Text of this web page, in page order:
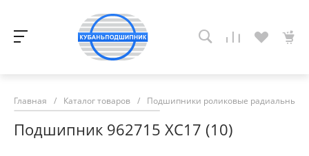
Главная / Каталог товаров / Подшипники роликовые радиальные
Подшипник 962715 ХС17 (10)